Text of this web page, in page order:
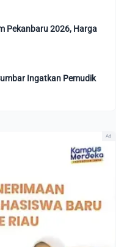
Pekanbaru 2026, Harga
Ingatkan Pemudik
Ad